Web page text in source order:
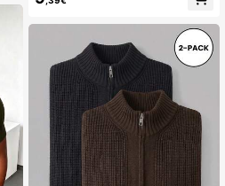
a redonda, manga curta, primavera/